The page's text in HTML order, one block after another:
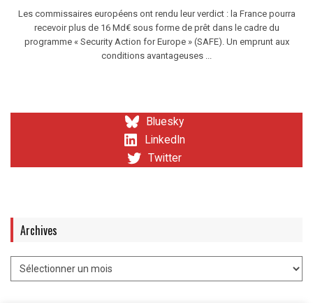
Les commissaires européens ont rendu leur verdict : la France pourra
recevoir plus de 16 Md€ sous forme de prêt dans le cadre du
programme « Security Action for Europe » (SAFE). Un emprunt aux
conditions avantageuses ...
Bluesky
LinkedIn
Twitter
Archives